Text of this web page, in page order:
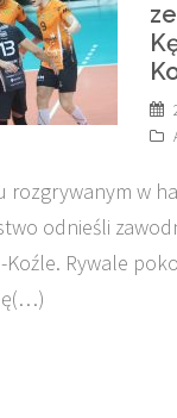
rozgrywanym w
odnieśli
Koźle. Rywale